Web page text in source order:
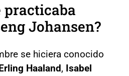
practicaba
Johansen?
se hiciera conocido
Haaland, Isabel